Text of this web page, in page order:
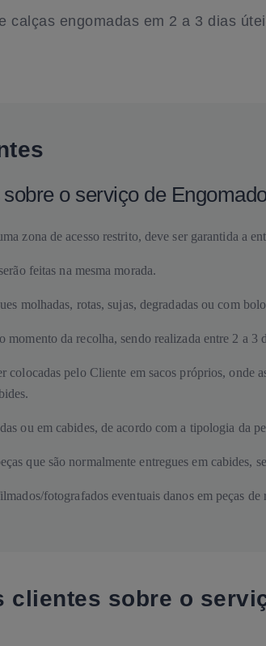
calças engomadas em 2 a 3 dias
o serviço de
zona de acesso restrito, deve ser garantida a
feitas na mesma morada.
molhadas, rotas, sujas, degradadas ou com
momento da recolha, sendo realizada entre 2 a 3
colocadas pelo Cliente em sacos próprios, onde
ou em cabides, de acordo com a tipologia da
que são normalmente entregues em cabides,
fotografados eventuais danos em peças
clientes sobre o